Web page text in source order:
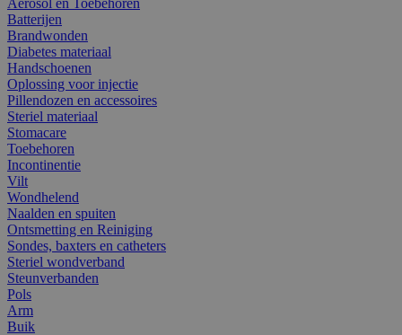
Batterijen
Brandwonden
Diabetes materiaal
Handschoenen
Oplossing voor injectie
Pillendozen en accessoires
Steriel materiaal
Stomacare
Toebehoren
Incontinentie
Vilt
Wondhelend
Naalden en spuiten
Ontsmetting en Reiniging
Sondes, baxters en catheters
Steriel wondverband
Steunverbanden
Pols
Arm
Buik